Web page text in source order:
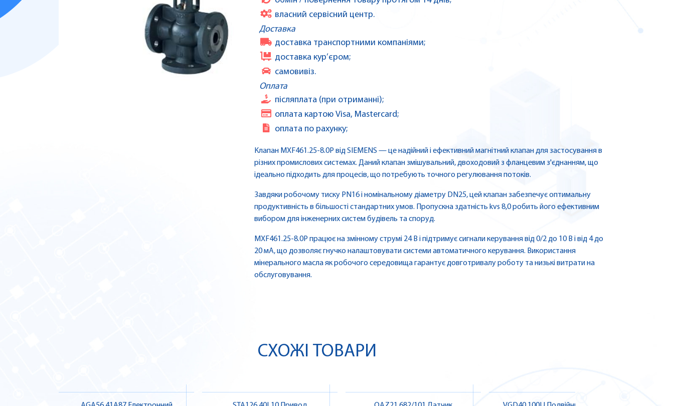
власний сервісний центр.
Доставка
доставка транспортними компаніями;
доставка кур’єром;
самовивіз.
Оплата
післяплата (при отриманні);
оплата картою Visa, Mastercard;
оплата по рахунку;
Клапан MXF461.25-8.0P від SIEMENS — це надійний і ефективний магнітний клапан для застосування в
різних промислових системах. Даний клапан змішувальний, двоходовий з фланцевим з'єднанням, що
ідеально підходить для процесів, що потребують точного регулювання потоків.
Завдяки робочому тиску PN16 і номінальному діаметру DN25, цей клапан забезпечує оптимальну
продуктивність в більшості стандартних умов. Пропускна здатність kvs 8,0 робить його ефективним
вибором для інженерних систем будівель та споруд.
MXF461.25-8.0P працює на змінному струмі 24 В і підтримує сигнали керування від 0/2 до 10 В і від 4 до
20 мА, що дозволяє гнучко налаштовувати системи автоматичного керування. Використання
мінерального масла як робочого середовища гарантує довготривалу роботу та низькі витрати на
обслуговування.
СХОЖІ ТОВАРИ